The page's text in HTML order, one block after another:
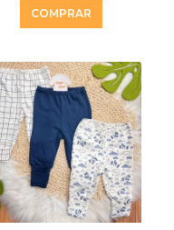
COMPRAR